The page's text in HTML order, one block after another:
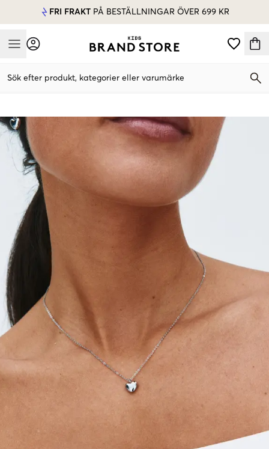
FRI FRAKT PÅ BESTÄLLNINGAR ÖVER 699 KR
Mobile Menu
Sök efter produkt, kategorier eller varumärke